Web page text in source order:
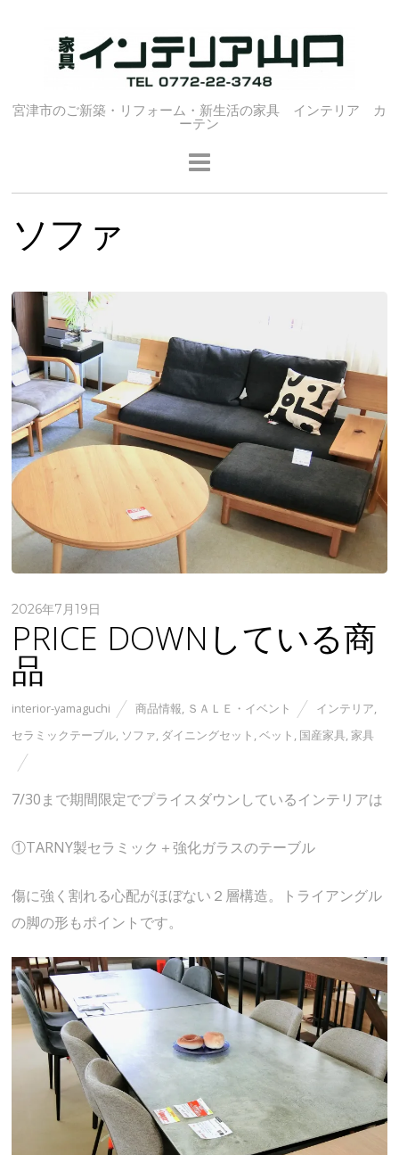
宮津市のご新築・リフォーム・新生活の家具 インテリア カ
ーテン
ソファ
2026年7月19日
PRICE DOWNしている商
品
interior-yamaguchi 商品情報 ＳＡＬＥ・イベント インテリア
セラミックテーブル ソファ ダイニングセット ,ベット 国産家具 ,家具
7/30まで期間限定でプライスダウンしているインテリアは
①TARNY製セラミック＋強化ガラスのテーブル
傷に強く割れる心配がほぼない２層構造。トライアングル
の脚の形もポイントです。